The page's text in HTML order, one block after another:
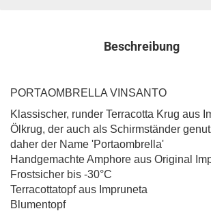
Beschreibung
PORTAOMBRELLA VINSANTO
Klassischer, runder Terracotta Krug aus
Ölkrug, der auch als Schirmständer
daher der Name 'Portaombrella'
Handgemachte Amphore aus Original
Frostsicher bis -30°C
Terracottatopf aus Impruneta
Blumentopf